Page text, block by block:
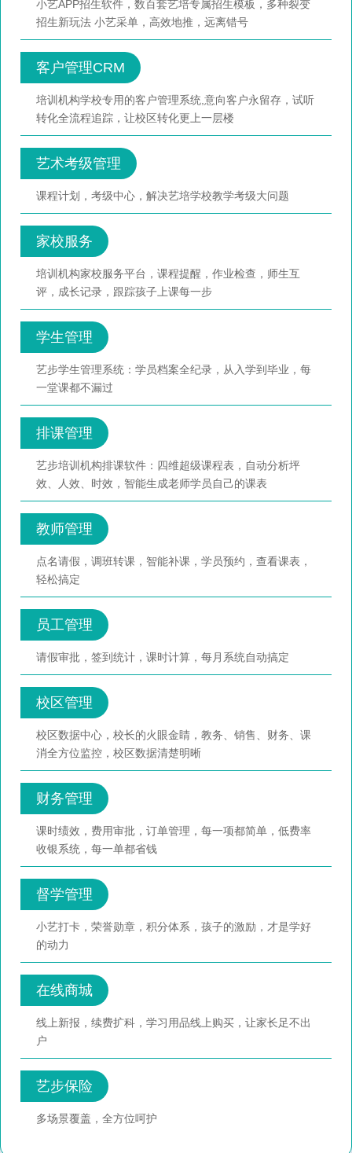
小艺APP招生软件，数百套艺培专属招生模板，多种裂变
招生新玩法 小艺采单，高效地推，远离错号
客户管理CRM
培训机构学校专用的客户管理系统,意向客户永留存，试听
转化全流程追踪，让校区转化更上一层楼
艺术考级管理
课程计划，考级中心，解决艺培学校教学考级大问题
家校服务
培训机构家校服务平台，课程提醒，作业检查，师生互
评，成长记录，跟踪孩子上课每一步
学生管理
艺步学生管理系统：学员档案全纪录，从入学到毕业，每
一堂课都不漏过
排课管理
艺步培训机构排课软件：四维超级课程表，自动分析坪
效、人效、时效，智能生成老师学员自己的课表
教师管理
点名请假，调班转课，智能补课，学员预约，查看课表，
轻松搞定
员工管理
请假审批，签到统计，课时计算，每月系统自动搞定
校区管理
校区数据中心，校长的火眼金睛，教务、销售、财务、课
消全方位监控，校区数据清楚明晰
财务管理
课时绩效，费用审批，订单管理，每一项都简单，低费率
收银系统，每一单都省钱
督学管理
小艺打卡，荣誉勋章，积分体系，孩子的激励，才是学好
的动力
在线商城
线上新报，续费扩科，学习用品线上购买，让家长足不出
户
艺步保险
多场景覆盖，全方位呵护